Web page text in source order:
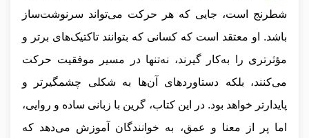
شطرنج است، جایی که هر حرکت می‌تواند سرنوشت‌ساز
باشد. او معتقد است که کسانی که بتوانند تاکتیک‌های برتر و
مؤثرتری را به‌کار گیرند، نه‌تنها در مسیر موفقیت حرکت
می‌کنند، بلکه دستاوردهای آن‌ها به شکلی چشمگیرتر و
پایدارتر خواهد بود. در این کتاب، گرین با زبانی ساده و روایی،
اما پر از معنا و عمق، به خوانندگان آموزش می‌دهد که